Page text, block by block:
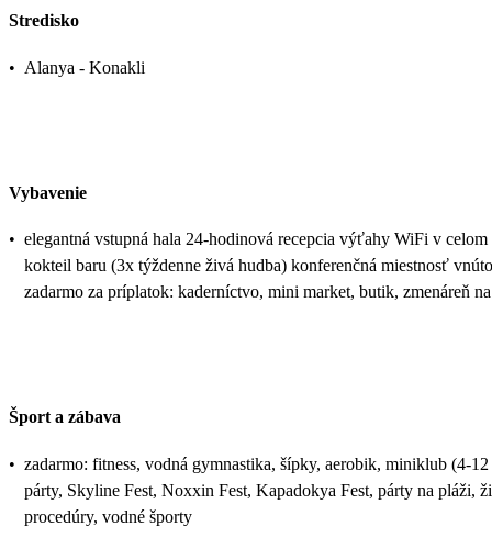
Stredisko
• Alanya - Konakli
Vybavenie
• elegantná vstupná hala 24-hodinová recepcia výťahy WiFi v
kokteil baru (3x týždenne živá hudba) konferenčná miestnosť
zadarmo za príplatok: kaderníctvo, mini market, butik, zmenáreň
Šport a zábava
• zadarmo: fitness, vodná gymnastika, šípky, aerobik, miniklub (4-
párty, Skyline Fest, Noxxin Fest, Kapadokya Fest, párty na pláži,
procedúry, vodné športy